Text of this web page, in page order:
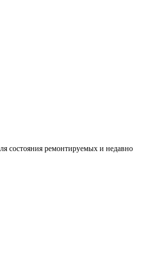
состояния ремонтируемых и недавно